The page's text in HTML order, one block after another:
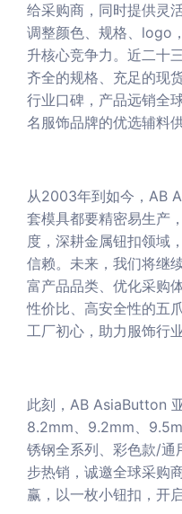
给采购商，同时提供灵
调整颜色、规格、logo
升核心竞争力。近二十
齐全的规格、充足的现
行业口碑，产品远销全
名服饰品牌的优选辅料供
从2003年到如今，AB
套模具都要精密易生产
度，深耕金属钮扣领域
信赖。未来，我们将继
富产品品类、优化采购
性价比、高安全性的五
工厂初心，助力服饰行
此刻，AB AsiaButton
8.2mm、9.2mm、
锈钢全系列、彩色款/通
步热销，诚邀全球采购
赢，以一枚小钮扣，开